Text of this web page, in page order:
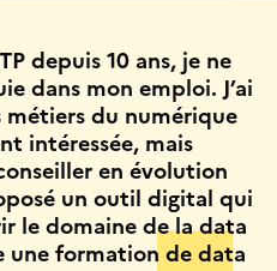
depuis 10 ans, je ne
dans mon emploi. J’ai
du numérique
intéressée, mais
en évolution
un outil digital qui
le domaine de la data
une formation de data